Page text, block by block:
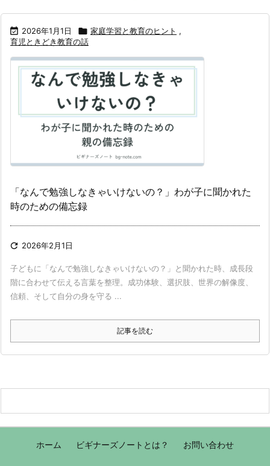
 2026年1月1日  家庭学習と教育のヒント ,
育児ときどき教育の話
「なんで勉強しなきゃいけないの？」わが子に聞かれた
時のための備忘録
 2026年2月1日
子どもに「なんで勉強しなきゃいけないの？」と聞かれた時、成長段
階に合わせて伝える言葉を整理。成功体験、選択肢、世界の解像度、
信頼、そして自分の身を守る ...
記事を読む
ホーム ビギナーズノートとは？ お問い合わせ